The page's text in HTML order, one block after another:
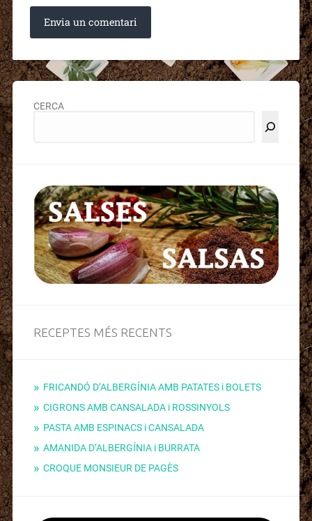
CERCA
RECEPTES MÉS RECENTS
FRICANDÓ D’ALBERGÍNIA AMB PATATES i BOLETS
CIGRONS AMB CANSALADA i ROSSINYOLS
PASTA AMB ESPINACS i CANSALADA
AMANIDA D’ALBERGÍNIA i BURRATA
CROQUE MONSIEUR DE PAGÈS